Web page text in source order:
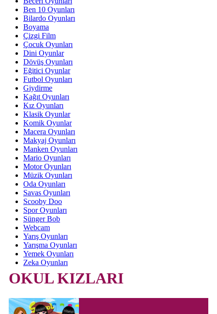
Ben 10 Oyunları
Bilardo Oyunları
Boyama
Çizgi Film
Çocuk Oyunları
Dini Oyunlar
Dövüş Oyunları
Eğitici Oyunlar
Futbol Oyunları
Giydirme
Kağıt Oyunları
Kız Oyunları
Klasik Oyunlar
Komik Oyunlar
Macera Oyunları
Makyaj Oyunları
Manken Oyunları
Mario Oyunları
Motor Oyunları
Müzik Oyunları
Oda Oyunları
Savas Oyunları
Scooby Doo
Spor Oyunları
Sünger Bob
Webcam
Yarış Oyunları
Yarışma Oyunları
Yemek Oyunları
Zeka Oyunları
OKUL KIZLARI